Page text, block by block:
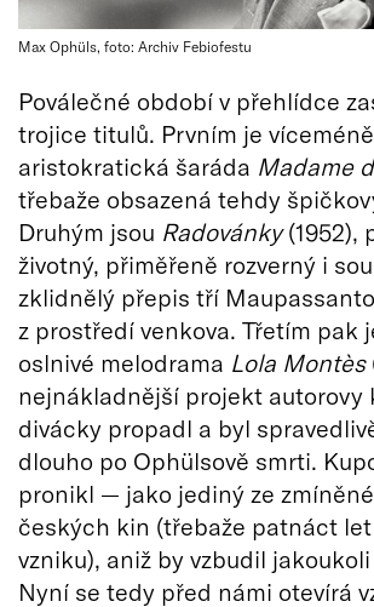
Max Ophüls, foto: Archiv Febiofestu
Poválečné období v přehlídce
trojice titulů. Prvním je
aristokratická šaráda Madame
třebaže obsazená tehdy
Druhým jsou Radovánky(1952),
životný, přiměřeně rozverný i
zklidnělý přepis tří
z prostředí venkova. Třetím pak
oslnivé melodrama Lola Montès
nejnákladnější projekt autorovy
divácky propadl a byl
dlouho po Ophülsově smrti.
pronikl — jako jediný ze
českých kin (třebaže patnáct let
vzniku), aniž by vzbudil
Nyní se tedy před námi otevírá